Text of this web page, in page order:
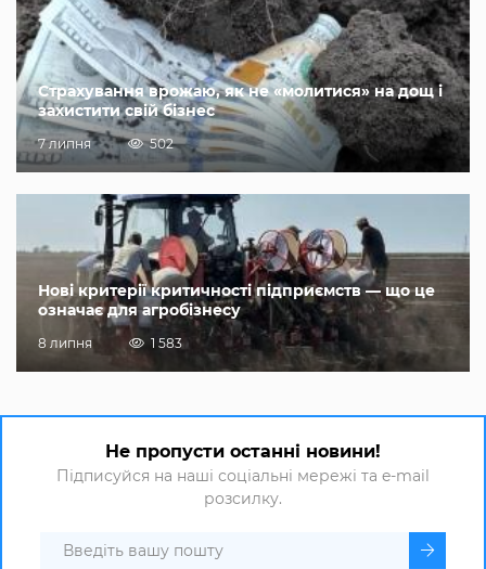
Страхування врожаю, як не «молитися» на дощ і
захистити свій бізнес
7 липня 502
Нові критерії критичності підприємств — що це
означає для агробізнесу
8 липня 1 583
Не пропусти останні новини!
Підписуйся на наші соціальні мережі та e-mail
розсилку.